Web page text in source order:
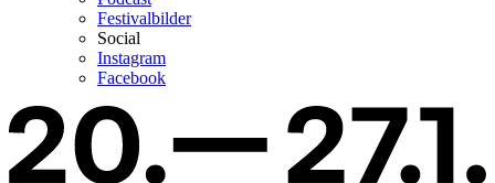
Festivalbilder
Social
Instagram
Facebook